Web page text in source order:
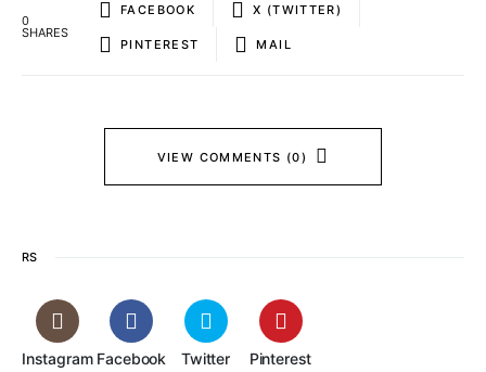
0
SHARES
FACEBOOK X (TWITTER)
PINTEREST MAIL
VIEW COMMENTS (0)
RS
Instagram Facebook Twitter Pinterest